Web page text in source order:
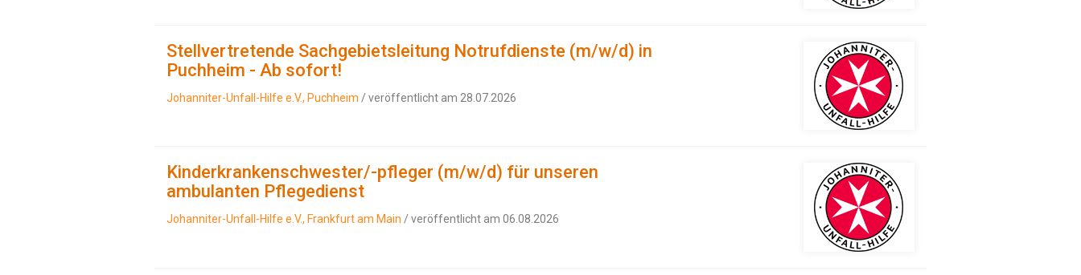
Stellvertretende Sachgebietsleitung Notrufdienste (m/w/d) in
Puchheim - Ab sofort!
Johanniter-Unfall-Hilfe e.V., Puchheim / veröffentlicht am 28.07.2026
Kinderkrankenschwester/-pfleger (m/w/d) für unseren
ambulanten Pflegedienst
Johanniter-Unfall-Hilfe e.V., Frankfurt am Main / veröffentlicht am 06.08.2026